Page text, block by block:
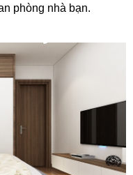
phòng nhà bạn.